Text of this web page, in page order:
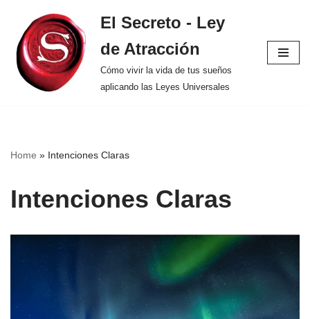
Saltar
al
contenido
El Secreto - Ley
de Atracción
Cómo vivir la vida de tus sueños
aplicando las Leyes Universales
Home » Intenciones Claras
Intenciones Claras